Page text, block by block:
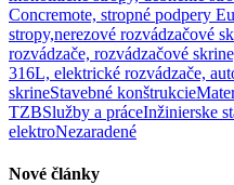
Concremote, stropné podpery
stropy,nerezové rozvádzačové
rozvádzače, rozvádzačové
316L, elektrické rozvádzače,
skrineStavebné konštrukcie
TZBSlužby a práceInžinierske
elektroNezaradené
Nové články